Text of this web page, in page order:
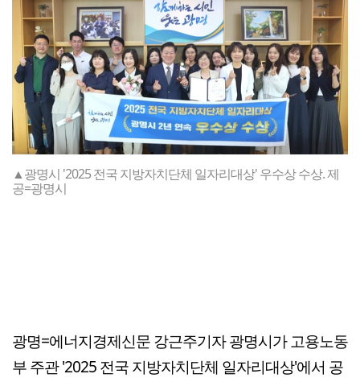
▲광명시 '2025 전국 지방자치단체 일자리대상' 우수상 수상. 제
공=광명시
광명=에너지경제신문 강근주기자 광명시가 고용노동
부 주관 '2025 전국 지방자치단체 일자리대상'에서 공